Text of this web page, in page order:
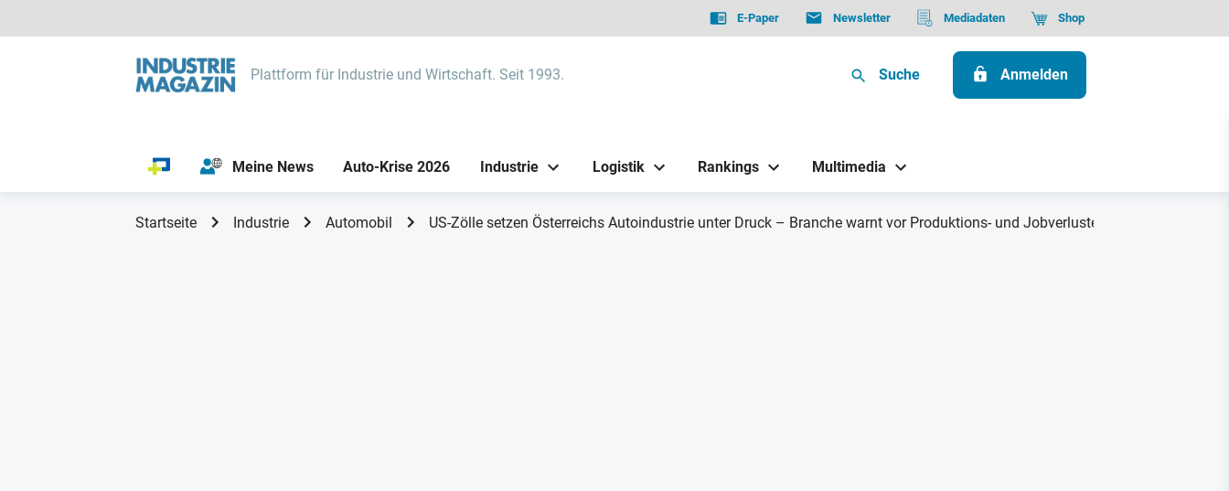
E-Paper Newsletter Mediadaten Shop
Plattform für Industrie und Wirtschaft. Seit 1993. Suche Anmelden
Meine News Auto-Krise 2026 Industrie Logistik Rankings Multimedia
Startseite Industrie Automobil US-Zölle setzen Österreichs Autoindustrie unter Druck – Branche warnt vor Produktions- und Jobverlusten